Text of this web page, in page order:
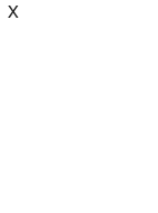
X